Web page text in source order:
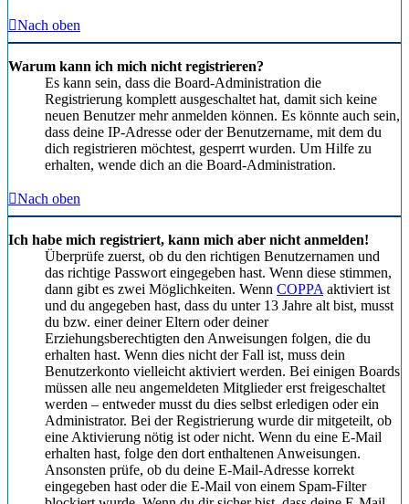
Nach oben
Warum kann ich mich nicht registrieren?
Es kann sein, dass die Board-Administration die
Registrierung komplett ausgeschaltet hat, damit sich keine
neuen Benutzer mehr anmelden können. Es könnte auch sein,
dass deine IP-Adresse oder der Benutzername, mit dem du
dich registrieren möchtest, gesperrt wurden. Um Hilfe zu
erhalten, wende dich an die Board-Administration.
Nach oben
Ich habe mich registriert, kann mich aber nicht anmelden!
Überprüfe zuerst, ob du den richtigen Benutzernamen und
das richtige Passwort eingegeben hast. Wenn diese stimmen,
dann gibt es zwei Möglichkeiten. Wenn COPPA aktiviert ist
und du angegeben hast, dass du unter 13 Jahre alt bist, musst
du bzw. einer deiner Eltern oder deiner
Erziehungsberechtigten den Anweisungen folgen, die du
erhalten hast. Wenn dies nicht der Fall ist, muss dein
Benutzerkonto vielleicht aktiviert werden. Bei einigen Boards
müssen alle neu angemeldeten Mitglieder erst freigeschaltet
werden – entweder musst du dies selbst erledigen oder ein
Administrator. Bei der Registrierung wurde dir mitgeteilt, ob
eine Aktivierung nötig ist oder nicht. Wenn du eine E-Mail
erhalten hast, folge den dort enthaltenen Anweisungen.
Ansonsten prüfe, ob du deine E-Mail-Adresse korrekt
eingegeben hast oder die E-Mail von einem Spam-Filter